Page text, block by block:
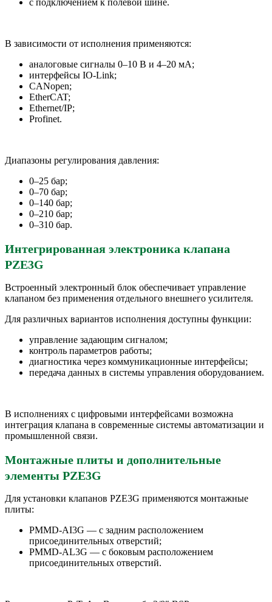
с подключением к полевой шине.
В зависимости от исполнения применяются:
аналоговые сигналы 0–10 В и 4–20 мА;
интерфейсы IO-Link;
CANopen;
EtherCAT;
Ethernet/IP;
Profinet.
Диапазоны регулирования давления:
0–25 бар;
0–70 бар;
0–140 бар;
0–210 бар;
0–310 бар.
Интегрированная электроника клапана
PZE3G
Встроенный электронный блок обеспечивает управление
клапаном без применения отдельного внешнего усилителя.
Для различных вариантов исполнения доступны функции:
управление задающим сигналом;
контроль параметров работы;
диагностика через коммуникационные интерфейсы;
передача данных в системы управления оборудованием.
В исполнениях с цифровыми интерфейсами возможна
интеграция клапана в современные системы автоматизации и
промышленной связи.
Монтажные плиты и дополнительные
элементы PZE3G
Для установки клапанов PZE3G применяются монтажные
плиты:
PMMD-AI3G — с задним расположением
присоединительных отверстий;
PMMD-AL3G — с боковым расположением
присоединительных отверстий.